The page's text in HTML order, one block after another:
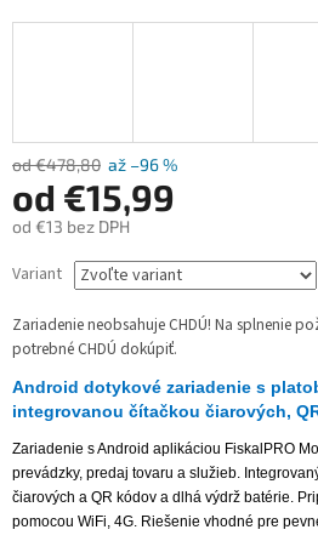
od €478,80 až –96 %
od €15,99
od €13 bez DPH
Jednotková
cena:
Variant
Zariadenie neobsahuje CHDÚ! Na splnenie
potrebné CHDÚ dokúpiť.
Android dotykové zariadenie s
integrovanou čítačkou čiarových,
Zariadenie s Android aplikáciou FiskalPRO
prevádzky, predaj tovaru a služieb.
čiarových a QR kódov a dlhá výdrž batérie.
pomocou WiFi, 4G. Riešenie vhodné pre